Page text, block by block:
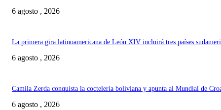
6 agosto , 2026
La primera gira latinoamericana de León XIV incluirá tres países
6 agosto , 2026
Camila Zerda conquista la coctelería boliviana y apunta al Mundial de
6 agosto , 2026